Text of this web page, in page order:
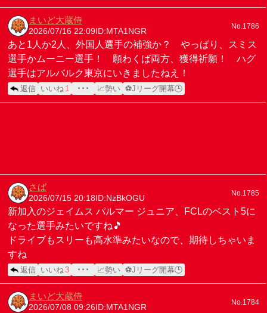
まいど大蔵侍
2026/07/16 22:09 ID:MTA1NGR
No.1786
あと1人か2人、外国人選手の補強か？ やっぱり、スミス
選手かムーニー選手！ 願わくば両方、獲得祈願！ ハグ
選手はアルバルク東京にいきましたねえ！
返信 いいね 1 ･･･ 📈勢い ⚽Jリーグ開幕🕒
さば
2026/07/15 20:18 ID:NzBkOGU
No.1785
新加入のジェイムス パルマー ジュニア、FCLのベスト5に
なった選手みたいですね🎵
ドライブもスリーも高水準みたいなので、期待しちゃいま
すね
返信 いいね3 ･･･ 📈勢い ⚽Jリーグ開幕🕒
まいど大蔵侍
2026/07/08 09:26 ID:MTA1NGR
No.1784